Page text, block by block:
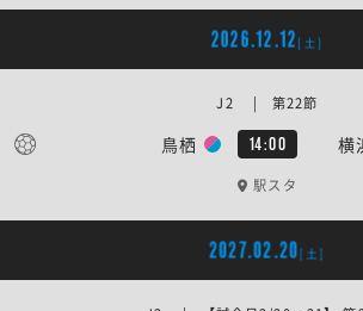
2026.12.12 [土]
鳥栖 14:00 横
J2 | 第22節
駅スタ
2027.02.20[土]